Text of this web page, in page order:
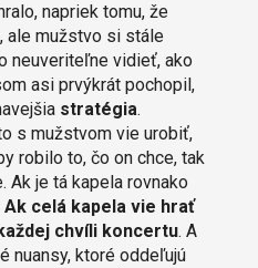
napriek tomu, že
ale mužstvo si stále
neuveriteľne vidieť, ako
asi prvýkrát pochopil,
stratégia.
s mužstvom vie urobiť,
robilo to, čo on chce, tak
Ak je tá kapela rovnako
Ak celá kapela vie hrať
chvíli koncertu. A
nuansy, ktoré oddeľujú